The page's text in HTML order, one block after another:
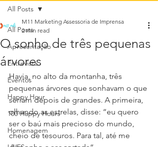
All Posts
Apresentação
Entrevista
Eventos
Happy Hour
100 Happy Hours
Homenagem
All Posts
O sonho de três pequenas
árvores
M11 Marketing Assessoria de Imprensa
2 min read
Havia, no alto da montanha, três
pequenas árvores que sonhavam o que
seriam depois de grandes. A primeira,
olhando as estrelas, disse: “eu quero
ser o baú mais precioso do mundo,
cheio de tesouros. Para tal, até me